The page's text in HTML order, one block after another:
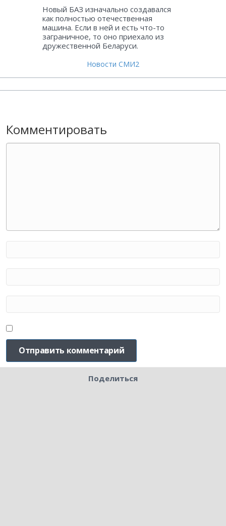
Новый БАЗ изначально создавался
как полностью отечественная
машина. Если в ней и есть что-то
заграничное, то оно приехало из
дружественной Беларуси.
Новости СМИ2
Комментировать
Поделиться